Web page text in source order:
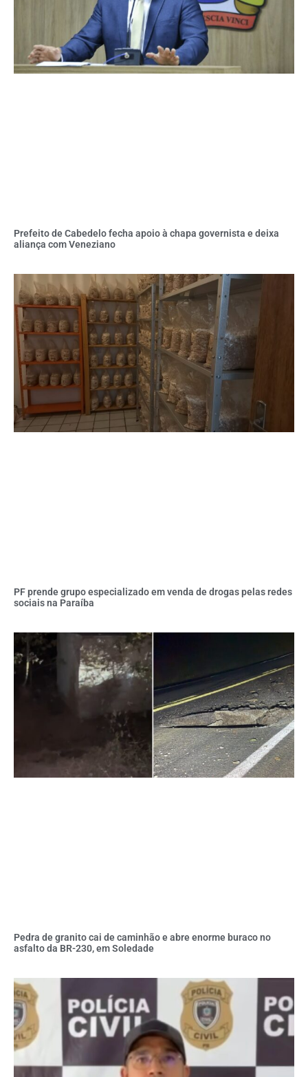
Prefeito de Cabedelo fecha apoio à chapa governista e deixa
aliança com Veneziano
PF prende grupo especializado em venda de drogas pelas redes
sociais na Paraíba
Pedra de granito cai de caminhão e abre enorme buraco no
asfalto da BR-230, em Soledade